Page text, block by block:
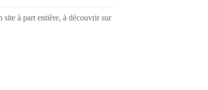
site à part entière, à découvrir sur